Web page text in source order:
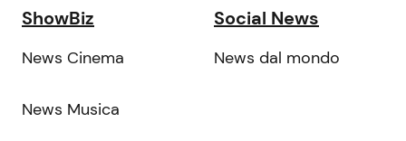
ShowBiz
News Cinema
News Musica
Social News
News dal mondo